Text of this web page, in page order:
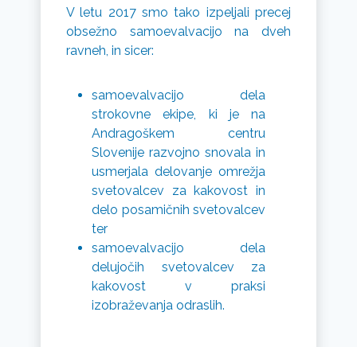
V letu 2017 smo tako izpeljali precej
obsežno samoevalvacijo na dveh
ravneh, in sicer:
samoevalvacijo dela
strokovne ekipe, ki je na
Andragoškem centru
Slovenije razvojno snovala in
usmerjala delovanje omrežja
svetovalcev za kakovost in
delo posamičnih svetovalcev
ter
samoevalvacijo dela
delujočih svetovalcev za
kakovost v praksi
izobraževanja odraslih.